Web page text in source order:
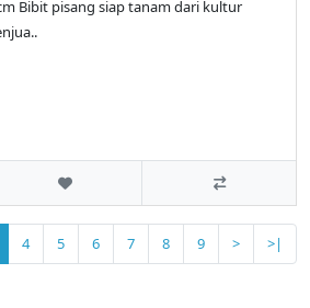
Bibit pisang siap tanam dari kultur
4 5 6 7 8 9 > >|